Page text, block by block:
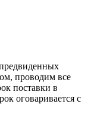
проводим все
поставки в
оговаривается с